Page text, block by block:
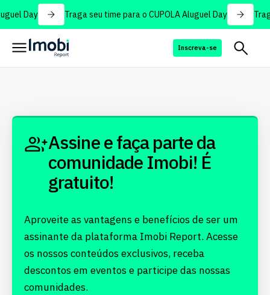
Day Traga seu time para o CUPOLA Aluguel Day
Inscreva-se
Assine e faça parte da
comunidade Imobi! É
gratuito!
Aproveite as vantagens e benefícios de ser um
assinante da plataforma Imobi Report. Acesse
os nossos conteúdos exclusivos, receba
descontos em eventos e participe das nossas
comunidades.